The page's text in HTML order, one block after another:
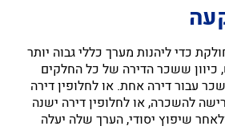
כדי ליהנות מערך כללי גבוה יותר
ששכר הדירה של כל החלקים
עבור דירה אחת. או לחלופין דירה
להשכרה, או לחלופין דירה ישנה
שיפוץ יסודי, הערך שלה יעלה